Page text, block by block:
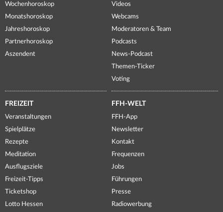
Wochenhoroskop
Monatshoroskop
Jahreshoroskop
Partnerhoroskop
Aszendent
Videos
Webcams
Moderatoren & Team
Podcasts
News-Podcast
Themen-Ticker
Voting
FREIZEIT
Veranstaltungen
Spielplätze
Rezepte
Meditation
Ausflugsziele
Freizeit-Tipps
Ticketshop
Lotto Hessen
FFH-WELT
FFH-App
Newsletter
Kontakt
Frequenzen
Jobs
Führungen
Presse
Radiowerbung